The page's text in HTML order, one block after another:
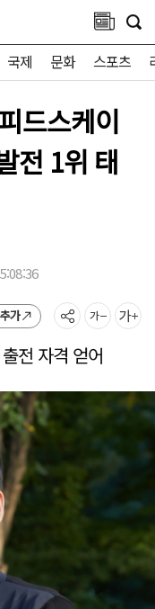
국제 문화 스포츠
드스케이
전 1위 태
가
전 자격 얻어